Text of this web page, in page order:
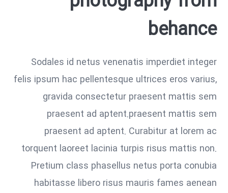
behance
Sodales id netus venenatis imperdiet integer
felis ipsum hac pellentesque ultrices eros varius,
gravida consectetur praesent mattis sem
praesent ad aptent.praesent mattis sem
praesent ad aptent. Curabitur at lorem ac
torquent laoreet lacinia turpis risus mattis non.
Pretium class phasellus netus porta conubia
habitasse libero risus mauris fames aenean